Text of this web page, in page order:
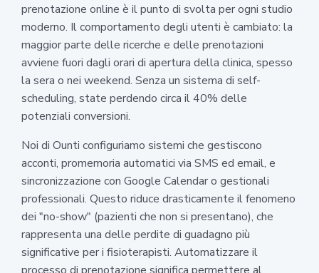
prenotazione online è il punto di svolta per ogni studio
moderno. Il comportamento degli utenti è cambiato: la
maggior parte delle ricerche e delle prenotazioni
avviene fuori dagli orari di apertura della clinica, spesso
la sera o nei weekend. Senza un sistema di self-
scheduling, state perdendo circa il 40% delle
potenziali conversioni.
Noi di Ounti configuriamo sistemi che gestiscono
acconti, promemoria automatici via SMS ed email, e
sincronizzazione con Google Calendar o gestionali
professionali. Questo riduce drasticamente il fenomeno
dei "no-show" (pazienti che non si presentano), che
rappresenta una delle perdite di guadagno più
significative per i fisioterapisti. Automatizzare il